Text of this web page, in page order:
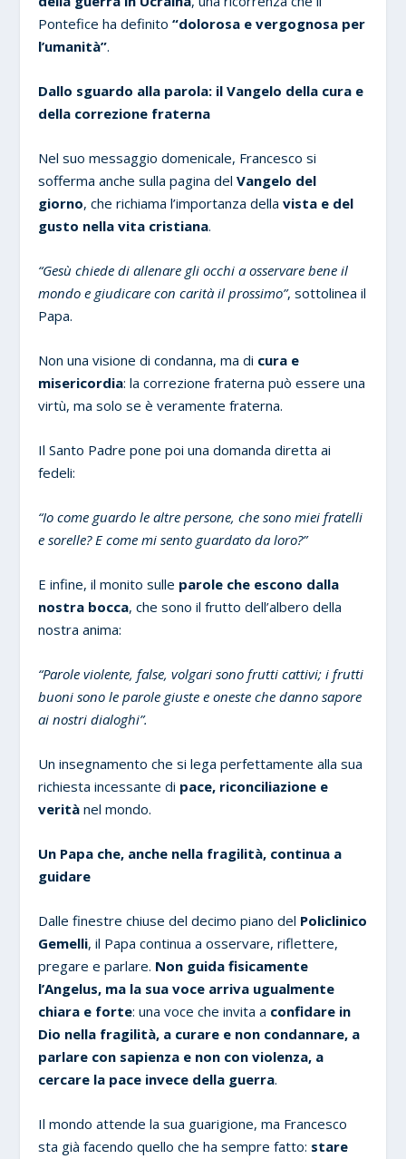
Pontefice ha definito“dolorosa e vergognosa per
l’umanità”.
Dallo sguardo alla parola: il Vangelo della cura e
della correzione fraterna
Nel suo messaggio domenicale, Francesco si
sofferma anche sulla pagina delVangelo del
giorno, che richiama l’importanza dellavista e del
gusto nella vita cristiana.
“Gesù chiede di allenare gli occhi a osservare bene il
mondo e giudicare con carità il prossimo”, sottolinea il
Papa.
Non una visione di condanna, ma di cura e
misericordia: la correzione fraterna può essere una
virtù, ma solo se è veramente fraterna.
Il Santo Padre pone poi una domanda diretta ai
fedeli:
“Io come guardo le altre persone, che sono miei fratelli
e sorelle? E come mi sento guardato da loro?”
E infine, il monito sulle parole che escono dalla
nostra bocca, che sono il frutto dell’albero della
nostra anima:
“Parole violente, false, volgari sono frutti cattivi; i frutti
buoni sono le parole giuste e oneste che danno sapore
ai nostri dialoghi”.
Un insegnamento che si lega perfettamente alla sua
richiesta incessante di pace, riconciliazione e
verità nel mondo.
Un Papa che, anche nella fragilità, continua a
guidare
Dalle finestre chiuse del decimo piano del Policlinico
Gemelli, il Papa continua a osservare, riflettere,
pregare e parlare. Non guida fisicamente
l’Angelus, ma la sua voce arriva ugualmente
chiara e forte: una voce che invita a confidare in
Dio nella fragilità, a curare e non condannare, a
parlare con sapienza e non con violenza, a
cercare la pace invece della guerra.
Il mondo attende la sua guarigione, ma Francesco
sta già facendo quello che ha sempre fatto: stare